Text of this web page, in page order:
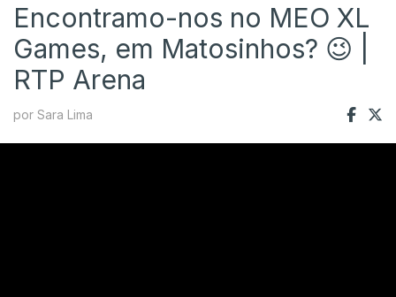
Encontramo-nos no MEO XL
Games, em Matosinhos? 😉 |
RTP Arena
por Sara Lima